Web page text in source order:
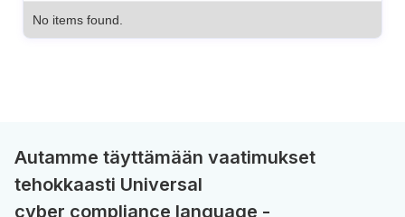
No items found.
Autamme täyttämään vaatimukset
tehokkaasti Universal
cyber compliance language -